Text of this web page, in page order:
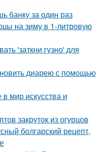
банку за один раз
на зиму в 1-литровую
'заткни гузно' для
диарею с помощью
мир искусства и
закруток из огурцов
болгарский рецепт,